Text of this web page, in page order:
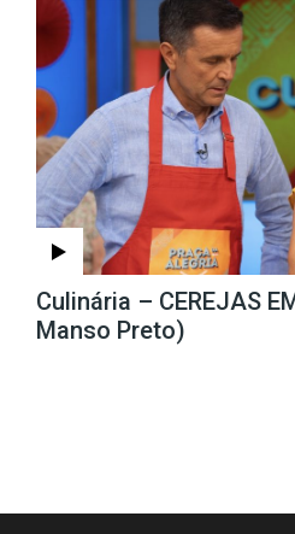
Culinária – CEREJAS
Manso Preto)